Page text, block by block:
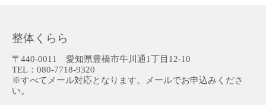
整体くらら
〒440-0011 愛知県豊橋市牛川通1丁目12-10
TEL：080-7718-9320
※すべてメール対応となります。メールでお申込みくださ
い。